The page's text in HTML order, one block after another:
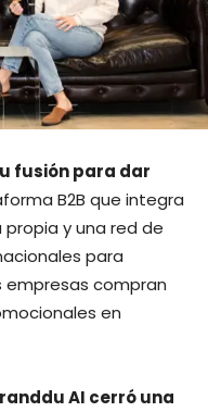
fusión para dar
B2B que integra
y una red de
para
empresas compran
en
AI cerró una